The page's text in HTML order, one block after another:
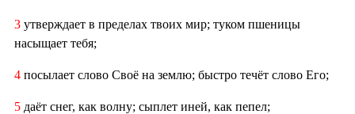
3 утверждает в пределах твоих мир; туком пшеницы
насыщает тебя;
4 посылает слово Своё на землю; быстро течёт слово Его;
5 даёт снег, как волну; сыплет иней, как пепел;